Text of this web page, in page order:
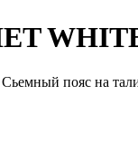
пояс на